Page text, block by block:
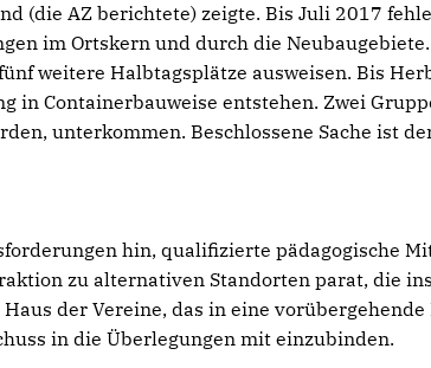
(die AZ berichtete) zeigte. Bis Juli 2017
im Ortskern und durch die
weitere Halbtagsplätze ausweisen. Bis
in Containerbauweise entstehen. Zwei
unterkommen. Beschlossene Sache ist
hin, qualifizierte pädagogische
zu alternativen Standorten parat, die
der Vereine, das in eine
in die Überlegungen mit einzubinden.